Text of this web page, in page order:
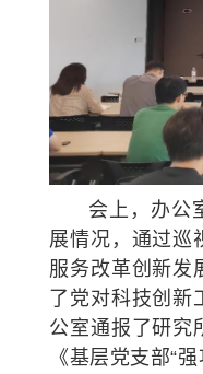
会上，办公
展情况，通过巡
服务改革创新发
了党对科技创新
公室通报了研究
《基层党支部“